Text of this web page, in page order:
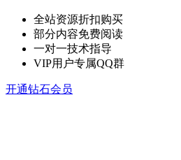
全站资源折扣购买
部分内容免费阅读
一对一技术指导
VIP用户专属QQ群
开通钻石会员